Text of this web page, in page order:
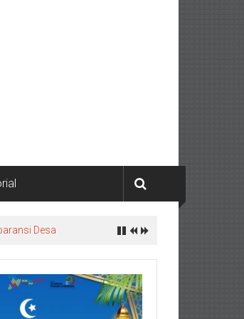
Desa